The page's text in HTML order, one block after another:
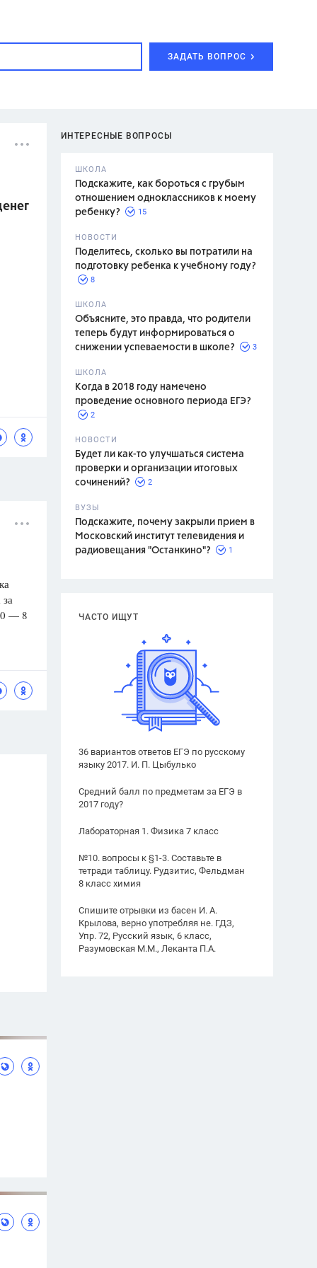
ЗАДАТЬ ВОПРОС
ИНТЕРЕСНЫЕ ВОПРОСЫ
ШКОЛА
Подскажите, как бороться с грубым
отношением одноклассников к моему
ребенку?
15
НОВОСТИ
Поделитесь, сколько вы потратили на
подготовку ребенка к учебному году?
8
ШКОЛА
Объясните, это правда, что родители
теперь будут информироваться о
снижении успеваемости в школе?
3
ШКОЛА
Когда в 2018 году намечено
проведение основного периода ЕГЭ?
2
НОВОСТИ
Будет ли как-то улучшаться система
проверки и организации итоговых
сочинений?
2
ВУЗЫ
Подскажите, почему закрыли прием в
Московский институт телевидения и
радиовещания "Останкино"?
1
ЧАСТО ИЩУТ
36 вариантов ответов ЕГЭ по русскому
языку 2017. И. П. Цыбулько
Средний балл по предметам за ЕГЭ в
2017 году?
Лабораторная 1. Физика 7 класс
№10. вопросы к §1-3. Составьте в
тетради таблицу. Рудзитис, Фельдман
8 класс химия
Спишите отрывки из басен И. А.
Крылова, верно употребляя не. ГДЗ,
Упр. 72, Русский язык, 6 класс,
Разумовская М.М., Леканта П.А.
— 8